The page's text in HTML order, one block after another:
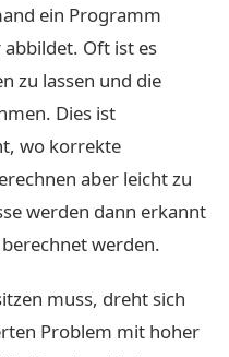
ein Programm
abbildet. Oft ist es
zu lassen und die
Dies ist
wo korrekte
aber leicht zu
werden dann erkannt
werden.
muss, dreht sich
Problem mit hoher